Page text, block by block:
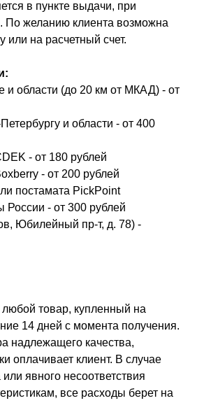
в пункте выдачи, при
По желанию клиента возможна
или на расчетный счет.
и области (до 20 км от МКАД) - от
и области - от 400
- от 180 рублей
- от 200 рублей
постамата PickPoint
России - от 300 рублей
Юбилейный пр-т, д. 78) -
товар, купленный на
14 дней с момента получения.
надлежащего качества,
оплачивает клиент. В случае
явного несоответствия
все расходы берет на